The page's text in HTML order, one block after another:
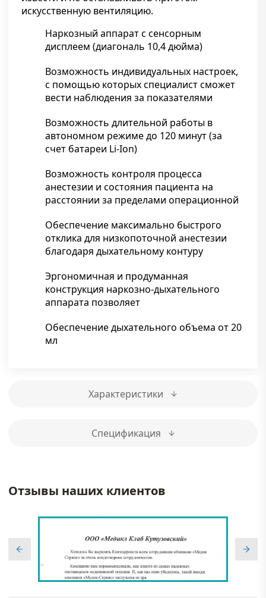
искусственную вентиляцию.
Наркозный аппарат с сенсорным
дисплеем (диагональ 10,4 дюйма)
Возможность индивидуальных настроек,
с помощью которых специалист сможет
вести наблюдения за показателями
Возможность длительной работы в
автономном режиме до 120 минут (за
счет батареи Li-Ion)
Возможность контроля процесса
анестезии и состояния пациента на
расстоянии за пределами операционной
Обеспечение максимально быстрого
отклика для низкопоточной анестезии
благодаря дыхательному контуру
Эргономичная и продуманная
конструкция наркозно-дыхательного
аппарата позволяет
Обеспечение дыхательного объема от 20
мл
Характеристики
Спецификация
Отзывы наших клиентов